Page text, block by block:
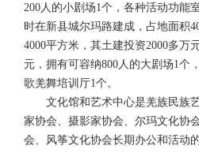
200人的小剧场1个，各种活动功能
时在新县城尔玛路建成，占地面积
4000平方米，其土建投资2000多万
元，拥有可容纳800人的大剧场1个
歌羌舞培训厅1个。
文化馆和艺术中心是羌族民族
家协会、摄影家协会、尔玛文化协
会、风筝文化协会长期办公和活动